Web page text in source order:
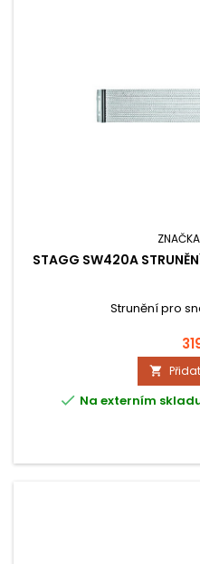
STAGG SW420A
Strunění pro

 Na externím